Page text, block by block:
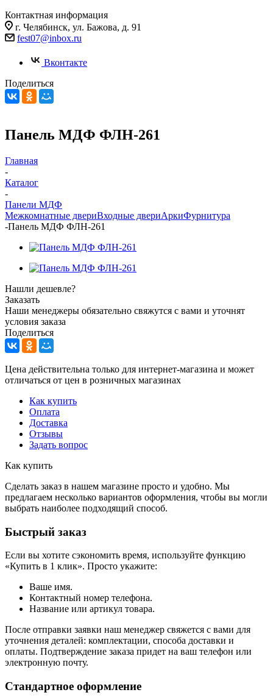
Контактная информация
г. Челябинск, ул. Бажова, д. 91
fest07@inbox.ru
Вконтакте
Поделиться
Панель МДФ ФЛН-261
Главная
-
Каталог
-
Панели МДФ
Межкомнатные двериВходные двериАркиФурнитура
-Панель МДФ ФЛН-261
Нашли дешевле?
Заказать
Наши менеджеры обязательно свяжутся с вами и уточнят
условия заказа
Поделиться
Цена действительна только для интернет-магазина и может
отличаться от цен в розничных магазинах
Как купить
Оплата
Доставка
Отзывы
Задать вопрос
Как купить
Сделать заказ в нашем магазине просто и удобно. Мы
предлагаем несколько вариантов оформления, чтобы вы могли
выбрать наиболее подходящий способ.
Быстрый заказ
Если вы хотите сэкономить время, используйте функцию
«Купить в 1 клик». Просто укажите:
Ваше имя.
Контактный номер телефона.
Название или артикул товара.
После отправки заявки наш менеджер свяжется с вами для
уточнения деталей: комплектации, способа доставки и
оплаты. Подтверждение заказа придет на ваш телефон или
электронную почту.
Стандартное оформление